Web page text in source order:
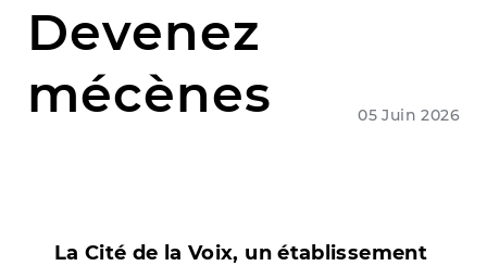
Devenez
mécènes
05 Juin 2026
La Cité de la Voix, un établissement